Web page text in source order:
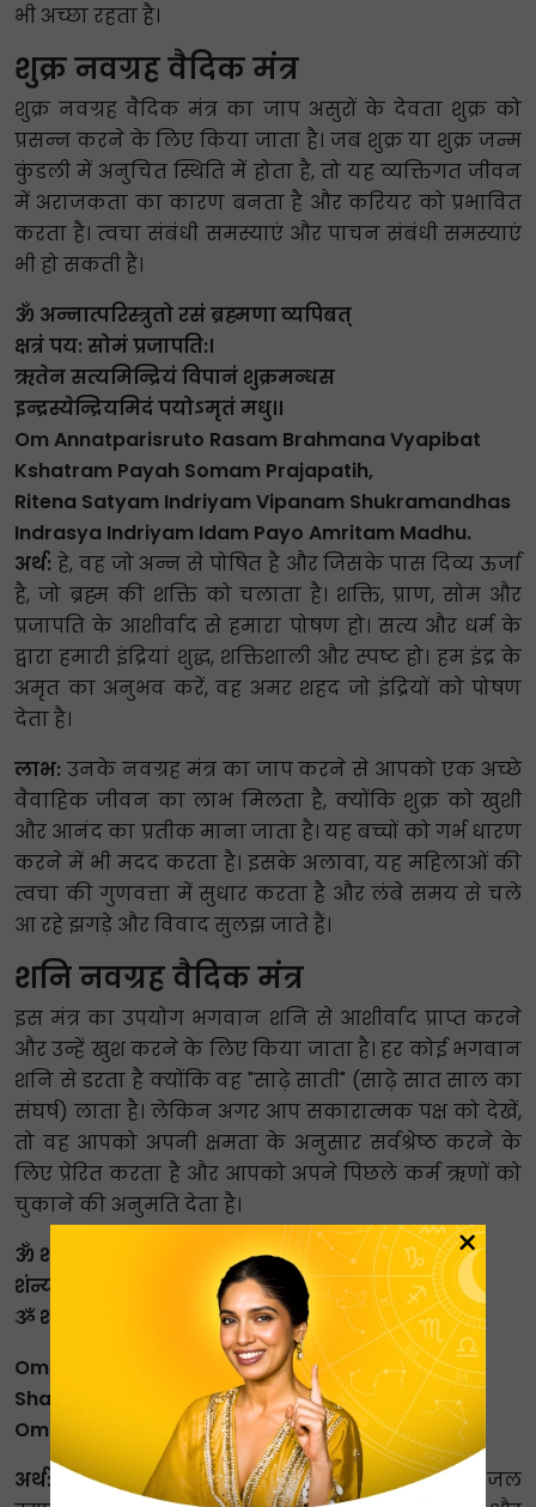
भी अच्छा रहता है।
शुक्र नवग्रह वैदिक मंत्र
शुक्र नवग्रह वैदिक मंत्र का जाप असुरों के देवता शुक्र को
प्रसन्न करने के लिए किया जाता है। जब शुक्र या शुक्र जन्म
कुंडली में अनुचित स्थिति में होता है, तो यह व्यक्तिगत जीवन
में अराजकता का कारण बनता है और करियर को प्रभावित
करता है। त्वचा संबंधी समस्याएं और पाचन संबंधी समस्याएं
भी हो सकती हैं।
ॐ अन्नात्परिस्त्रुतो रसं ब्रह्मणा व्यपिबत्
क्षत्रं पय: सोमं प्रजापति:।
ऋतेन सत्यमिन्द्रियं विपानं शुक्रमन्धस
इन्द्रस्येन्द्रियमिदं पयोऽमृतं मधु।।
Om Annatparisruto Rasam Brahmana Vyapibat
Kshatram Payah Somam Prajapatih,
Ritena Satyam Indriyam Vipanam Shukramandhas
Indrasya Indriyam Idam Payo Amritam Madhu.
अर्थ: हे, वह जो अन्न से पोषित है और जिसके पास दिव्य ऊर्जा
है, जो ब्रह्म की शक्ति को चलाता है। शक्ति, प्राण, सोम और
प्रजापति के आशीर्वाद से हमारा पोषण हो। सत्य और धर्म के
द्वारा हमारी इंद्रियां शुद्ध, शक्तिशाली और स्पष्ट हो। हम इंद्र के
अमृत का अनुभव करें, वह अमर शहद जो इंद्रियों को पोषण
देता है।
लाभ: उनके नवग्रह मंत्र का जाप करने से आपको एक अच्छे
वैवाहिक जीवन का लाभ मिलता है, क्योंकि शुक्र को खुशी
और आनंद का प्रतीक माना जाता है। यह बच्चों को गर्भ धारण
करने में भी मदद करता है। इसके अलावा, यह महिलाओं की
त्वचा की गुणवत्ता में सुधार करता है और लंबे समय से चले
आ रहे झगड़े और विवाद सुलझ जाते हैं।
शनि नवग्रह वैदिक मंत्र
इस मंत्र का उपयोग भगवान शनि से आशीर्वाद प्राप्त करने
और उन्हें खुश करने के लिए किया जाता है। हर कोई भगवान
शनि से डरता है क्योंकि वह "साढ़े साती" (साढ़े सात साल का
संघर्ष) लाता है। लेकिन अगर आप सकारात्मक पक्ष को देखें,
तो वह आपको अपनी क्षमता के अनुसार सर्वश्रेष्ठ करने के
लिए प्रेरित करता है और आपको अपने पिछले कर्म ऋणों को
चुकाने की अनुमति देता है।
ॐ शंनो देवीरभिष्ट्या आपो भवतु पीतये |
शंन्यो रभिष्ठ्रावंतु न: ||
ૐ शनिचराय नमः।
Om Shanno DevirBhishtya Aapo Bhavatu Peetye
ShanyoRabhistraVantu Naha
Om ShanaiChraay Namah.
अर्थ: ईश्वरीय शक्ति (शनि देव) हमें शुभता प्रदान करें। जल
×